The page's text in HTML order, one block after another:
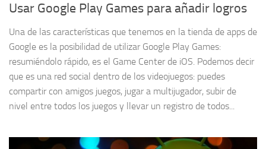
Usar Google Play Games para añadir logros
Una de las características que tenemos en la tienda de apps de
Google es la posibilidad de utilizar Google Play Games:
resumiéndolo rápido, es el Game Center de iOS. Podemos decir
que es una red social dentro de los videojuegos: puedes
compartir con amigos juegos, jugar a multijugador, subir de
nivel entre todos los juegos y llevar un registro de todos...